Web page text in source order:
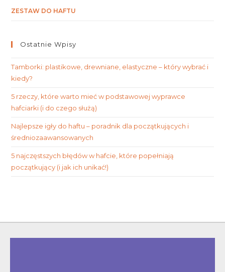
ZESTAW DO HAFTU
Ostatnie Wpisy
Tamborki: plastikowe, drewniane, elastyczne – który wybrać i
kiedy?
5 rzeczy, które warto mieć w podstawowej wyprawce
hafciarki (i do czego służą)
Najlepsze igły do haftu – poradnik dla początkujących i
średniozaawansowanych
5 najczęstszych błędów w hafcie, które popełniają
początkujący (i jak ich unikać!)